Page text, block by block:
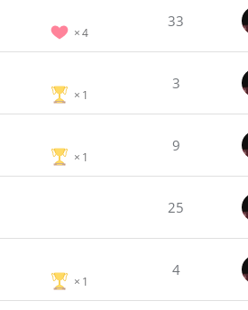
4
33
1
3
1
9
25
1
4